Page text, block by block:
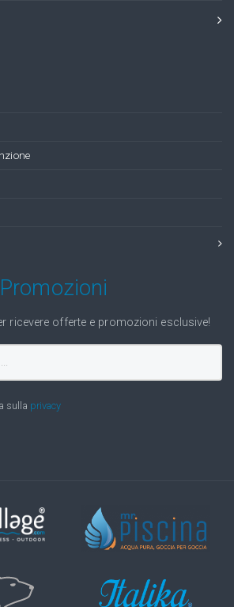
ricevere offerte e promozioni esclusive!
sulla privacy